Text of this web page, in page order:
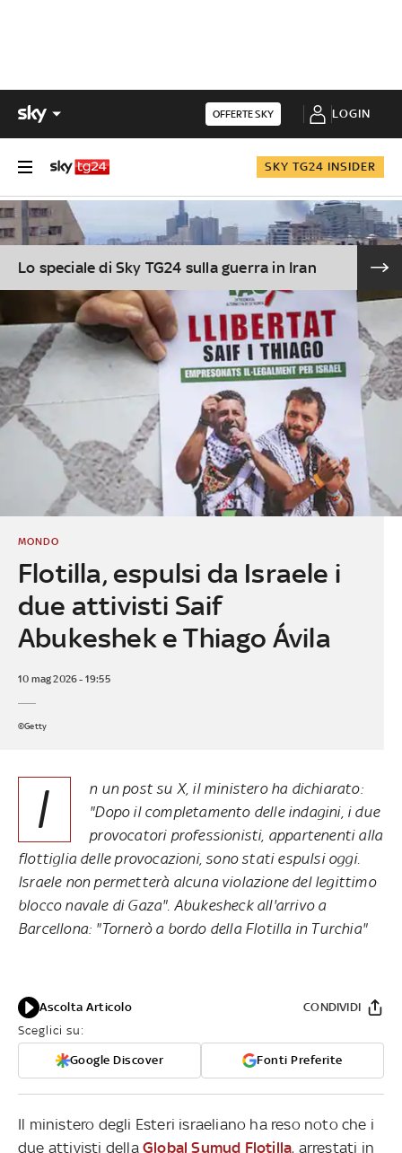
OFFERTE SKY LOGIN
SKY TG24 INSIDER
Lo speciale di Sky TG24 sulla guerra in Iran
Flotilla, espulsi da Israele i
due attivisti Saif
Abukeshek e Thiago Ávila
MONDO
10 mag 2026 - 19:55
©Getty
I
n un post su X, il ministero ha dichiarato:
"Dopo il completamento delle indagini, i due
provocatori professionisti, appartenenti alla
flottiglia delle provocazioni, sono stati espulsi oggi.
Israele non permetterà alcuna violazione del legittimo
blocco navale di Gaza". Abukesheck all'arrivo a
Barcellona: "Tornerò a bordo della Flotilla in Turchia"
Ascolta Articolo
Sceglici su:
Google Discover Fonti Preferite
CONDIVIDI
Il ministero degli Esteri israeliano ha reso noto che i
due attivisti della Global Sumud Flotilla, arrestati in